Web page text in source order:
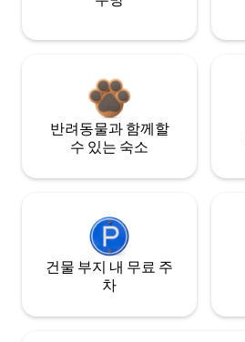
반려동물과 함께할
수 있는 숙소
건물 부지 내 무료 주
차